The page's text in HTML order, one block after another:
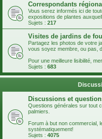
Correspondants
Vous serez informés ici de
expositions de plantes
Sujets : 217
Visites de jardins de
Partagez les photos de votre
vous soyez membre, ou pas,
Pour une meilleure lisibilité,
Sujets : 683
Discussions et
Questions générales sur tout
palmiers.
Forum à but non commercial,
systématiquement!
Sujets : 4075